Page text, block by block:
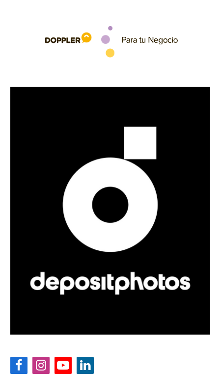
FacebookInstagramYouTubeLinkedIn